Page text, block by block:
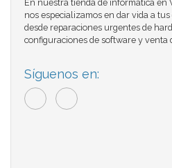
En nuestra tienda de informática en
nos especializamos en dar vida a tus
desde reparaciones urgentes de
configuraciones de software y venta
Síguenos en: